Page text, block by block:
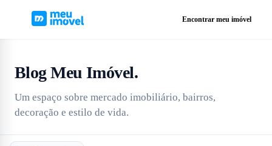
Encontrar meu imóvel
Blog Meu Imóvel.
Um espaço sobre mercado imobiliário, bairros,
decoração e estilo de vida.